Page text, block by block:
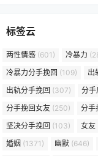
标签云
两性情感 (601) 冷暴力
冷暴力分手挽回 (109) 出
出轨分手挽回 (307) 分手
分手挽回女友 (250) 分手
坚决分手挽回 (103) 女友
婚姻 (1371) 幽默 (646)